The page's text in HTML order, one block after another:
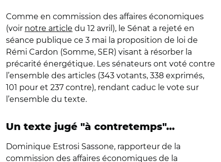
Comme en commission des affaires économiques
(voir notre article du 12 avril), le Sénat a rejeté en
séance publique ce 3 mai la proposition de loi de
Rémi Cardon (Somme, SER) visant à résorber la
précarité énergétique. Les sénateurs ont voté contre
l’ensemble des articles (343 votants, 338 exprimés,
101 pour et 237 contre), rendant caduc le vote sur
l’ensemble du texte.
Un texte jugé "à contretemps"…
Dominique Estrosi Sassone, rapporteur de la
commission des affaires économiques de la